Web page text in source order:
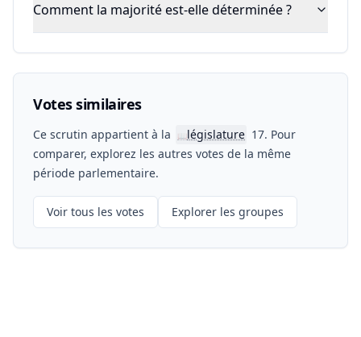
Comment la majorité est-elle déterminée ?
Votes similaires
Ce scrutin appartient à la 📖législature 17. Pour
comparer, explorez les autres votes de la même
période parlementaire.
Voir tous les votes Explorer les groupes